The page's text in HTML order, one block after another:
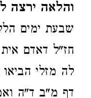
והלאה ירצה
שבעת ימים
חז"ל דאדם
לה מזלי
דף מ"ב ד"ה